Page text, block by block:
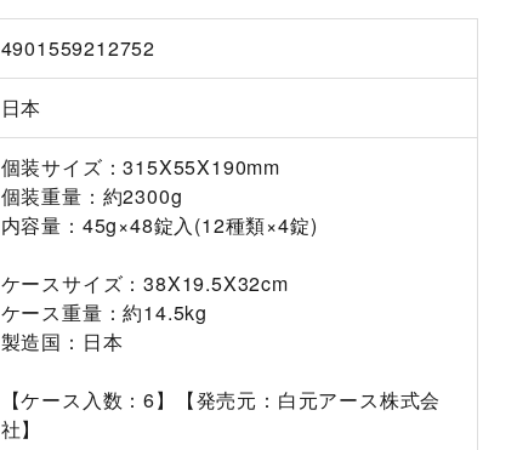
4901559212752
日本
個装サイズ：315X55X190mm
個装重量：約2300g
内容量：45g×48錠入(12種類×4錠)
ケースサイズ：38X19.5X32cm
ケース重量：約14.5kg
製造国：日本
【ケース入数：6】【発売元：白元アース株式会
社】